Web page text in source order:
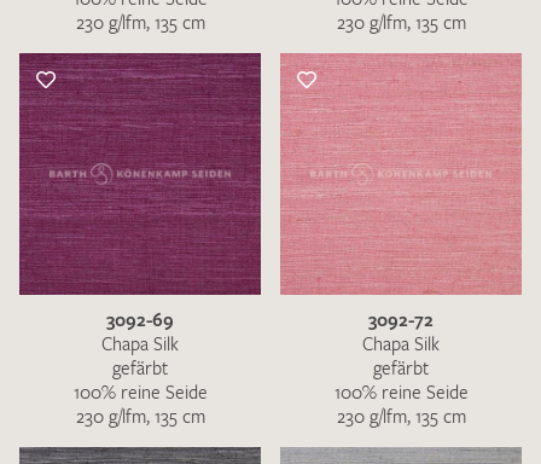
230 g/lfm, 135 cm
230 g/lfm, 135 cm
3092-69
Chapa Silk
gefärbt
100% reine Seide
230 g/lfm, 135 cm
3092-72
Chapa Silk
gefärbt
100% reine Seide
230 g/lfm, 135 cm